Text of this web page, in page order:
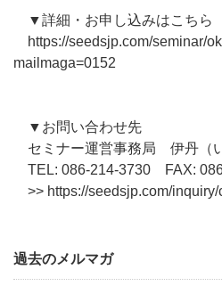
▼詳細・お申し込みはこちら
https://seedsjp.com/seminar/
mailmaga=0152
▼お問い合わせ先
セミナー運営事務局 伊丹（い
TEL: 086-214-3730 FAX:
>> https://seedsjp.com/
過去のメルマガ